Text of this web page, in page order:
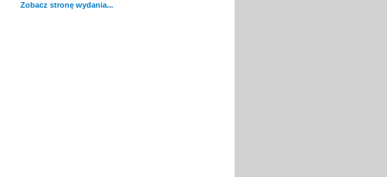
Zobacz stronę wydania...